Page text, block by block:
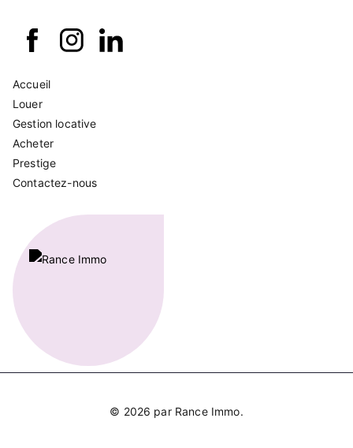
Accueil
Louer
Gestion locative
Acheter
Prestige
Contactez-nous
© 2026 par Rance Immo.